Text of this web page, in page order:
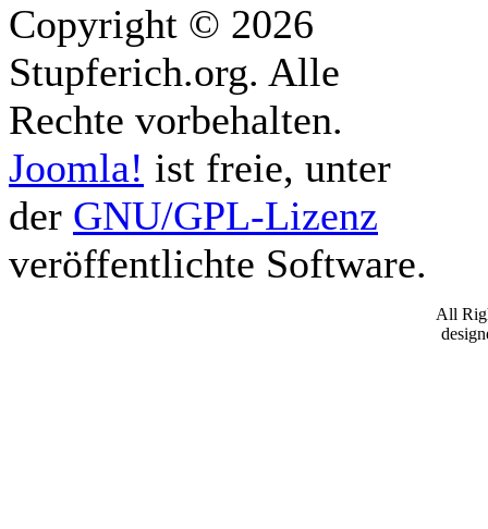
Copyright © 2026
Stupferich.org. Alle
Rechte vorbehalten.
Joomla! ist freie, unter
der GNU/GPL-Lizenz
veröffentlichte Software.
All